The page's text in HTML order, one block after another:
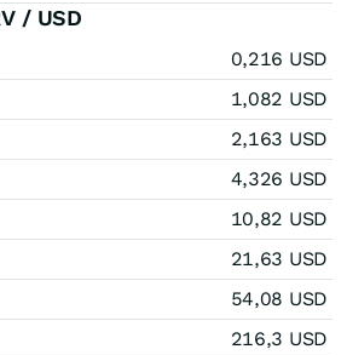
/ USD
0,216 USD
1,082 USD
2,163 USD
4,326 USD
10,82 USD
21,63 USD
54,08 USD
216,3 USD